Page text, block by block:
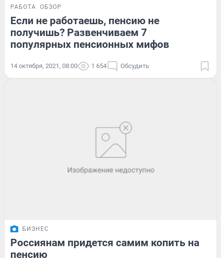
РАБОТА ОБЗОР
Если не работаешь, пенсию не
получишь? Развенчиваем 7
популярных пенсионных мифов
14 октября, 2021, 08:00 1 654 Обсудить
БИЗНЕС
Россиянам придется самим копить на
пенсию